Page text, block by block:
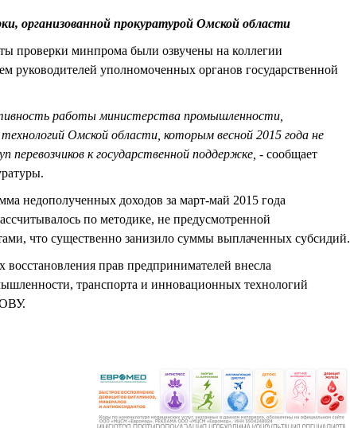
организованной прокуратурой Омской области
проверки минпрома были озвучены на коллегии
руководителей уполномоченных органов государственной
работы министерства промышленности,
Омской области, которым весной 2015 года не
перевозчиков к государственной поддержке, - сообщает
недополученных доходов за март-май 2015 года
по методике, не предусмотренной
что существенно занизило суммы выплаченных субсидий.
восстановления прав предпринимателей внесла
транспорта и инновационных технологий